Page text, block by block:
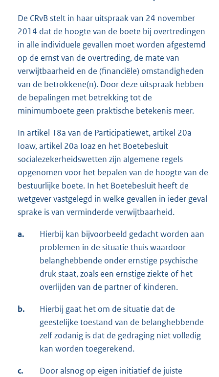
De CRvB stelt in haar uitspraak van 24 november
2014 dat de hoogte van de boete bij overtredingen
in alle individuele gevallen moet worden afgestemd
op de ernst van de overtreding, de mate van
verwijtbaarheid en de (financiële) omstandigheden
van de betrokkene(n). Door deze uitspraak hebben
de bepalingen met betrekking tot de
minimumboete geen praktische betekenis meer.
In artikel 18a van de Participatiewet, artikel 20a
Ioaw, artikel 20a Ioaz en het Boetebesluit
socialezekerheidswetten zijn algemene regels
opgenomen voor het bepalen van de hoogte van de
bestuurlijke boete. In het Boetebesluit heeft de
wetgever vastgelegd in welke gevallen in ieder geval
sprake is van verminderde verwijtbaarheid.
a.
Hierbij kan bijvoorbeeld gedacht worden aan
problemen in de situatie thuis waardoor
belanghebbende onder ernstige psychische
druk staat, zoals een ernstige ziekte of het
overlijden van de partner of kinderen.
b.
Hierbij gaat het om de situatie dat de
geestelijke toestand van de belanghebbende
zelf zodanig is dat de gedraging niet volledig
kan worden toegerekend.
c.
Door alsnog op eigen initiatief de juiste